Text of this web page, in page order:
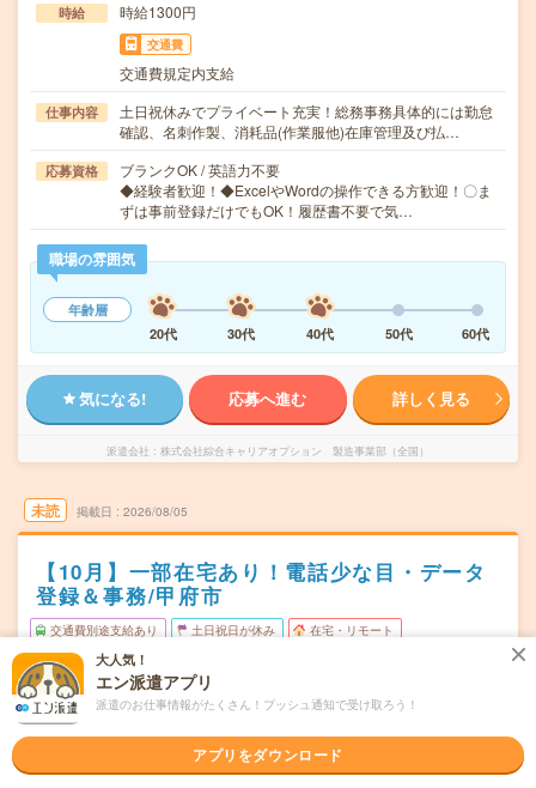
時給 時給1300円
交通費
交通費規定内支給
仕事内容
土日祝休みでプライベート充実！総務事務具体的には勤怠
確認、名刺作製、消耗品(作業服他)在庫管理及び払…
応募資格
ブランクOK / 英語力不要
◆経験者歓迎！◆ExcelやWordの操作できる方歓迎！〇ま
ずは事前登録だけでもOK！履歴書不要で気…
職場の雰囲気
年齢層
20代
30代 40代 50代 60代
気になる! 応募へ進む 詳しく見る
派遣会社 株式会社綜合キャリアオプション 製造事業部（全国）
未読 掲載日 2026/08/05
【10月】一部在宅あり！電話少な目・データ
登録＆事務/甲府市
交通費別途支給あり 土日祝日が休み 在宅・リモート
WEB登録OK
勤務地
山梨県甲府市
月～金（週5日） ※土日祝休み
大人気！
エン派遣アプリ
派遣のお仕事情報がたくさん！プッシュ通知で受け取ろう！
アプリをダウンロード